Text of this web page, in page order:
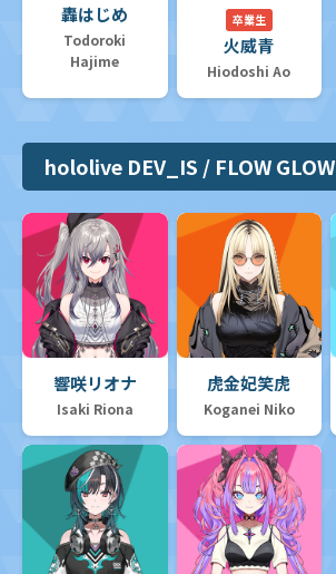
轟はじめ
Todoroki
Hajime
卒業生
火威青
Hiodoshi Ao
hololive DEV_IS / FLOW GLOW
響咲リオナ
Isaki Riona
虎金妃笑虎
Koganei Niko